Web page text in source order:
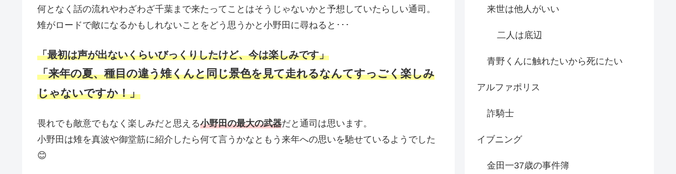
何となく話の流れやわざわざ千葉まで来たってことはそうじゃないかと予想していたらしい通司。
雉がロードで敵になるかもしれないことをどう思うかと小野田に尋ねると･･･
「最初は声が出ないくらいびっくりしたけど、今は楽しみです」
「来年の夏、種目の違う雉くんと同じ景色を見て走れるなんてすっごく楽しみ
じゃないですか！」
畏れでも敵意でもなく楽しみだと思える小野田の最大の武器だと通司は思います。
小野田は雉を真波や御堂筋に紹介したら何て言うかなともう来年への思いを馳せているようでした
😊
来世は他人がいい
二人は底辺
青野くんに触れたいから死にたい
アルファポリス
詐騎士
イブニング
金田一37歳の事件簿